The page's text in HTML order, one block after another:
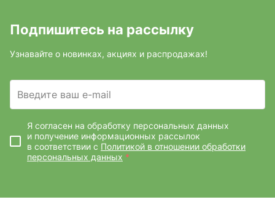
Подпишитесь на рассылку
Узнавайте о новинках, акциях и распродажах!
Введите ваш e-mail
Я согласен на обработку персональных данных
и получение информационных рассылок
в соответствии с Политикой в отношении обработки
персональных данных *